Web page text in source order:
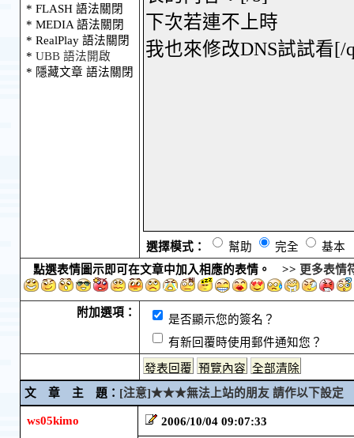
* FLASH 語法關閉
* MEDIA 語法關閉
* RealPlay 語法關閉
* UBB 語法開啟
* 隱藏文章 語法關閉
選擇模式： 幫助 完全
基
點選表情圖示即可在文章中加入相應的表情。 >> 更多表情
附加選項：
是否顯示您的簽名？
有新回覆時使用郵件通知您？
文 章 主 題： [注意]★★★無法上站的朋友 請作以下設定
ws05kimo 2006/10/04 09:07:33